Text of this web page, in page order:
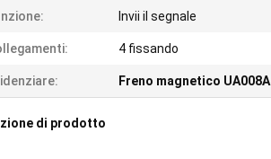
Invii il segnale
4 fissando
Freno magnetico
di prodotto